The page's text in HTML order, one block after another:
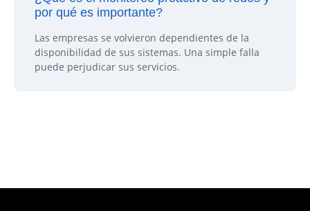
por qué es importante?
Las empresas se volvieron dependientes de la
disponibilidad de sus sistemas. Una simple falla
puede perjudicar sus servicios.